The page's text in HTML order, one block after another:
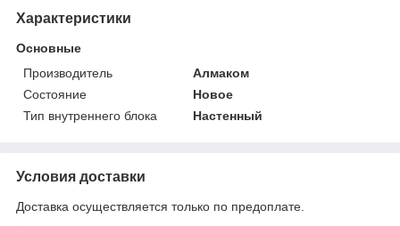
Характеристики
Основные
Производитель
Алмаком
Состояние
Новое
Тип внутреннего блока
Настенный
Условия доставки
Доставка осуществляется только по предоплате.